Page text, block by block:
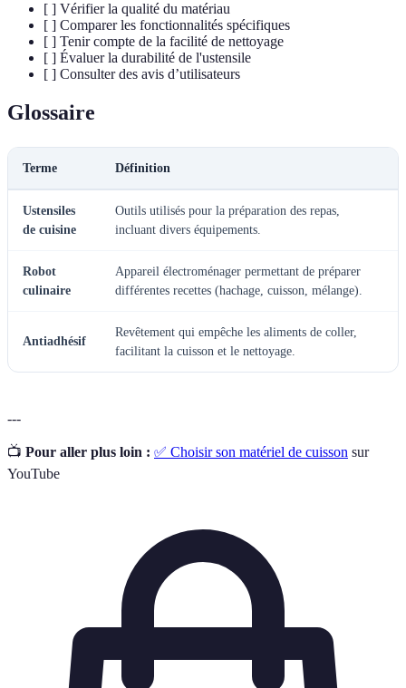
[ ] Vérifier la qualité du matériau
[ ] Comparer les fonctionnalités spécifiques
[ ] Tenir compte de la facilité de nettoyage
[ ] Évaluer la durabilité de l'ustensile
[ ] Consulter des avis d’utilisateurs
Glossaire
Terme Définition
Ustensiles
de cuisine
Outils utilisés pour la préparation des repas,
incluant divers équipements.
Robot
culinaire
Appareil électroménager permettant de préparer
différentes recettes (hachage, cuisson, mélange).
Antiadhésif
Revêtement qui empêche les aliments de coller,
facilitant la cuisson et le nettoyage.
---
📺 Pour aller plus loin : ✅ Choisir son matériel de cuisson sur
YouTube